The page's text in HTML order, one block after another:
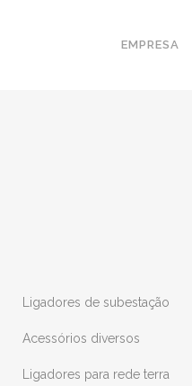
EMPRESA
Ligadores de subestação
Acessórios diversos
Ligadores para rede terra